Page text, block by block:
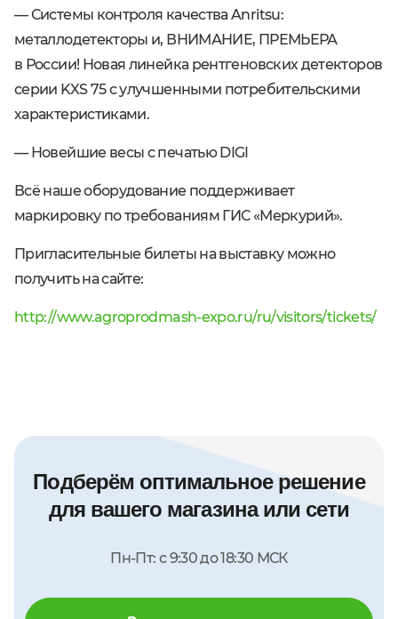
— Системы контроля качества Anritsu:
металлодетекторы и, ВНИМАНИЕ, ПРЕМЬЕРА
в России! Новая линейка рентгеновских детекторов
серии KXS 75 с улучшенными потребительскими
характеристиками.
— Новейшие весы c печатью DIGI
Всё наше оборудование поддерживает
маркировку по требованиям ГИС «Меркурий».
Пригласительные билеты на выставку можно
получить на сайте:
http://www.agroprodmash-expo.ru/ru/visitors/tickets/
Подберём оптимальное решение
для вашего магазина или сети
Пн-Пт: с 9:30 до 18:30 МСК